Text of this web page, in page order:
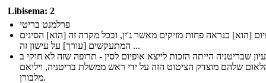
Libisema: 2
פרלמנט בריטי
[הוא] כנראה פחות מזיקים מאשר ג'ין, ובכל מקרה זה [הוא] הסינים
המתעקשים [עורך] על עישון זה ...
שבריטניה הייתה הזכות לייצא אופיום לסין - תרופה שזה לא חוקי ב
שלהם מוצדק הציטוט הזה על ידי ראש ממשלת בריטניה, ויליאם
מלבורן.